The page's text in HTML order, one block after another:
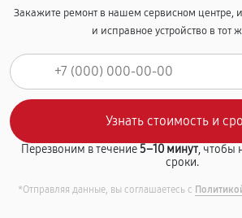
Закажите ремонт в нашем сервисном центре,
и исправное устройство в тот
Перезвоним в течение5–10 минут, чтобы
сроки.
*Отправляя данные, вы соглашаетесь с